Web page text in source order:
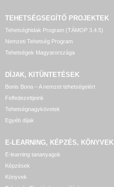
TEHETSÉGSEGÍTŐ PROJEKTEK
Tehetséghidak Program (TÁMOP 3.4.5)
Nemzeti Tehetség Program
Tehetségek Magyarországa
DÍJAK, KITÜNTETÉSEK
Bonis Bona – A nemzet tehetségeiért
Felfedezettjeink
Tehetségnagykövetek
Egyéb díjak
E-LEARNING, KÉPZÉS, KÖNYVEK
E-learning tananyagok
Képzések
Könyvek